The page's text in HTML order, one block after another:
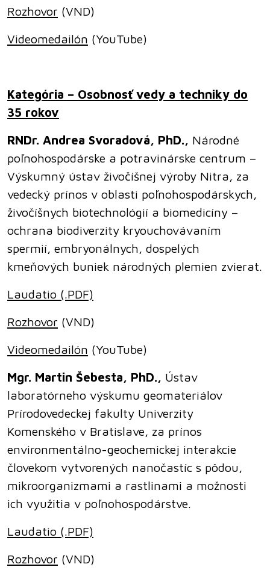
Rozhovor (VND)
Videomedailón (YouTube)
Kategória – Osobnosť vedy a techniky do
35 rokov
RNDr. Andrea Svoradová, PhD., Národné
poľnohospodárske a potravinárske centrum –
Výskumný ústav živočíšnej výroby Nitra, za
vedecký prínos v oblasti poľnohospodárskych,
živočíšnych biotechnológií a biomedicíny –
ochrana biodiverzity kryouchovávaním
spermií, embryonálnych, dospelých
kmeňových buniek národných plemien zvierat.
Laudatio (.PDF)
Rozhovor (VND)
Videomedailón (YouTube)
Mgr. Martin Šebesta, PhD., Ústav
laboratórneho výskumu geomateriálov
Prírodovedeckej fakulty Univerzity
Komenského v Bratislave, za prínos
environmentálno-geochemickej interakcie
človekom vytvorených nanočastíc s pôdou,
mikroorganizmami a rastlinami a možnosti
ich využitia v poľnohospodárstve.
Laudatio (.PDF)
Rozhovor (VND)